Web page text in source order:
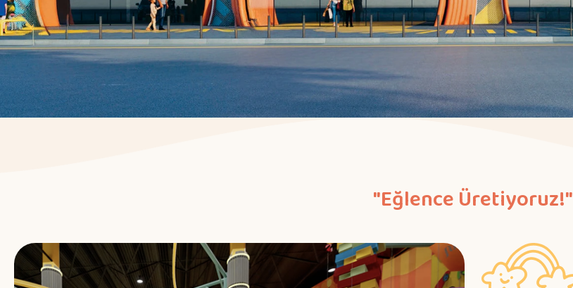
"Eğlence Üretiyoruz!"